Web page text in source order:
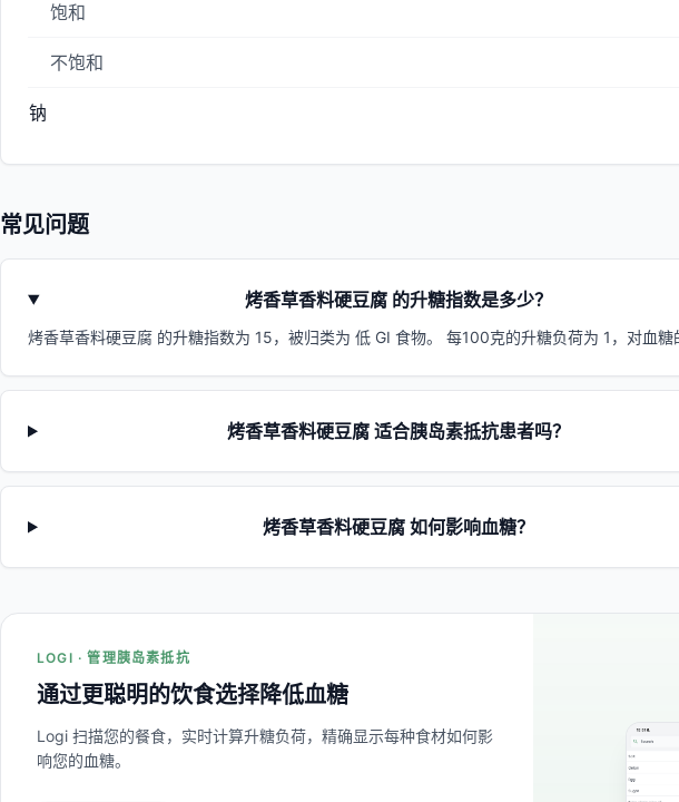
饱和
不饱和
钠
常见问题
烤香草香料硬豆腐 的升糖指数是多少？
烤香草香料硬豆腐 的升糖指数为 15，被归类为 低 GI 食物。 每100克的升糖负荷为 1，对血糖
烤香草香料硬豆腐 适合胰岛素抵抗患者吗？
烤香草香料硬豆腐 如何影响血糖？
LOGI · 管理胰岛素抵抗
通过更聪明的饮食选择降低血糖
Logi 扫描您的餐食，实时计算升糖负荷，精确显示每种食材如何影
响您的血糖。